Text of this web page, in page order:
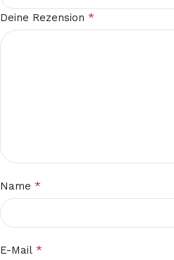
Deine Rezension *
Name *
E-Mail *